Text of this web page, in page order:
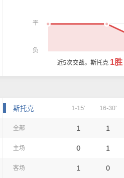
平
负
近5次交战，斯托克 1胜
斯托克 1-15' 16-30'
全部 1 1
主场 0 1
客场 1 0